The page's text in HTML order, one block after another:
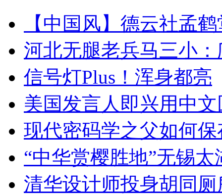
【中国风】德云社孟
河北无腿老兵马三小
信号灯Plus！浑身都亮
美国发言人即兴用中
现代密码学之父如何
“中华赏樱胜地”无锡
清华设计师投身胡同